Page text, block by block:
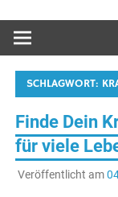
SCHLAGWORT:
Finde Dein
für viele
Veröffentlicht am